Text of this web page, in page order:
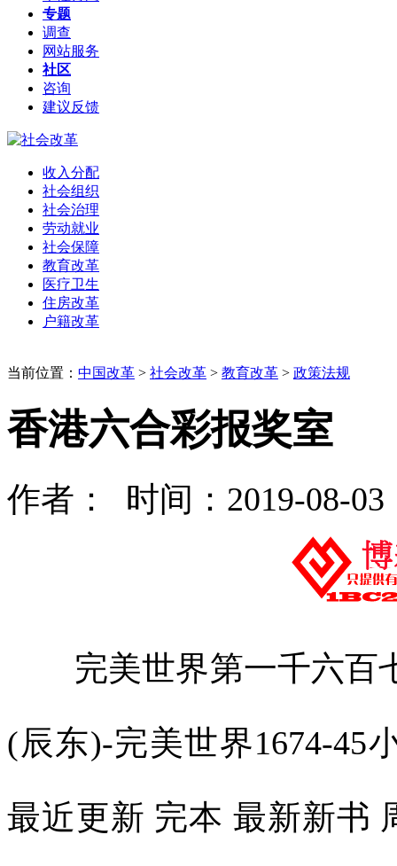
专题
调查
网站服务
社区
咨询
建议反馈
收入分配
社会组织
社会治理
劳动就业
社会保障
教育改革
医疗卫生
住房改革
户籍改革
当前位置： 中国改革 > 社会改革 > 教育改革 > 政策法规
香港六合彩报奖室
作者： 时间：2019-08-03
完美世界第一千六百
(辰东)-完美世界1674-45
最近更新 完本 最新新书